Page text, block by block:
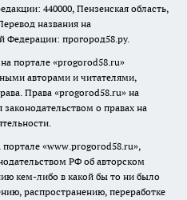
440000, Пензенская область,
названия на
Федерации: прогород58.ру.
портале «progorod58.ru»
авторами и читателями,
Права «progorod58.ru» на
о правах на
«www.progorod58.ru»,
РФ об авторском
кем-либо в какой бы то ни было
распространению, переработке